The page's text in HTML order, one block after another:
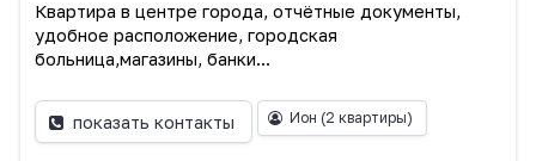
Квартира в центре города, отчётные документы,
удобное расположение, городская
больница,магазины, банки...
показать контакты Ион (2 квартиры)